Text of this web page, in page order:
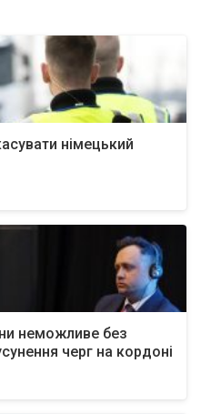
німецький
неможливе без
черг на кордоні